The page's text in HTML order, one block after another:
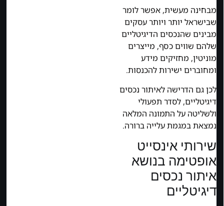
מבחינה מעשית, אפשר לומר
שבישראל יותר ויותר עסקים
מבינים שהנכסים הדיגיטליים
שלהם שווים כסף, מייצרים
מוניטין, מחזיקים מידע
ומחוברים ישירות להכנסות.
לכן גם הדרישה לאיתור נכסים
דיגיטליים, לסדר תפעולי
ולשליטה על התמונה המלאה
נמצאת במגמת עלייה ברורה.
שירותי אינסייט
אופטימה בנושא
איתור נכסים
דיגיטליים